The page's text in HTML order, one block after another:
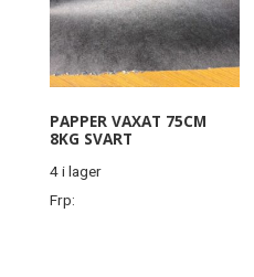
PAPPER VAXAT 75CM
8KG SVART
4 i lager
Frp: